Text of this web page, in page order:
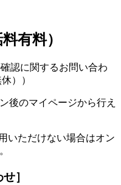
有料）
認に関するお問い合わ
））
後のマイページから行え
いただけない場合はオン
］